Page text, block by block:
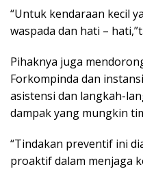
“Untuk kendaraan kecil
waspada dan hati –
Pihaknya juga
Forkompinda dan
asistensi dan langkah-
dampak yang mungkin
“Tindakan preventif ini
proaktif dalam menjaga